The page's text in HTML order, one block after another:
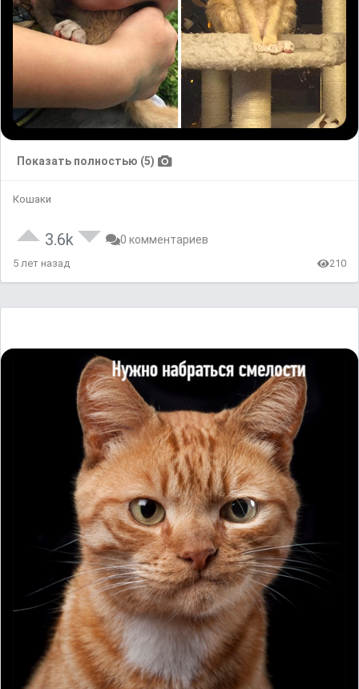
Показать полностью (5)
Кошаки
3.6k 0 комментариев
5 лет назад 210